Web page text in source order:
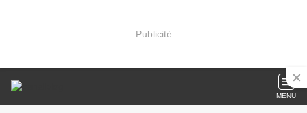
Publicité
MENU